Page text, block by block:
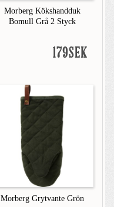
Morberg Kökshandduk
Bomull Grå 2 Styck
179SEK
Morberg Grytvante Grön